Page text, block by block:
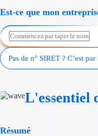
Est-ce que mon
Pas de n° SIRET ? C’est par
L'essentiel
Résumé